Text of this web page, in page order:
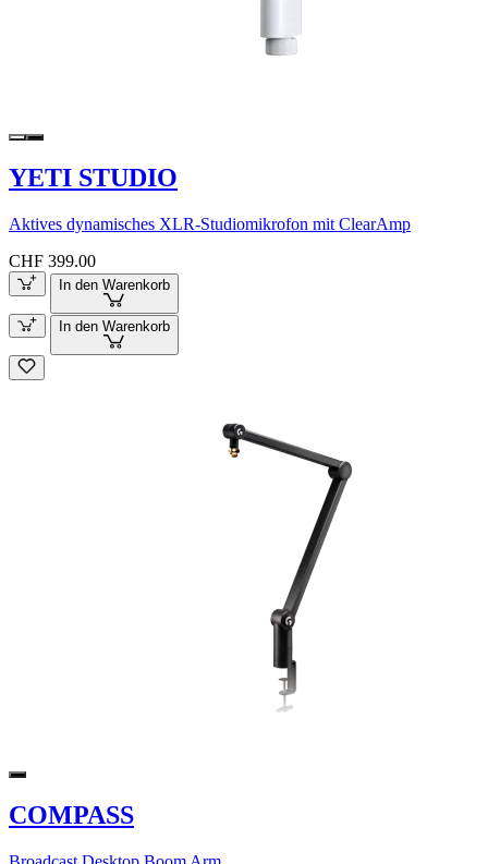
YETI STUDIO
Aktives dynamisches XLR-Studiomikrofon mit ClearAmp
CHF 399.00
In den Warenkorb
In den Warenkorb
COMPASS